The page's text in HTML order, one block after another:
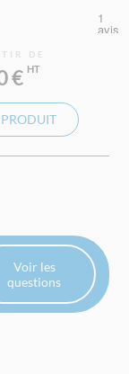
DE
€
Voir les
questions